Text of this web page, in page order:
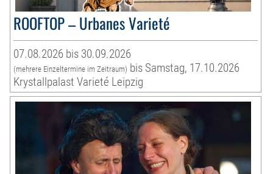
ROOFTOP – Urbanes Varieté
07.08.2026 bis 30.09.2026
(mehrere Einzeltermine im Zeitraum) bis Samstag, 17.10.2026
Krystallpalast Varieté Leipzig